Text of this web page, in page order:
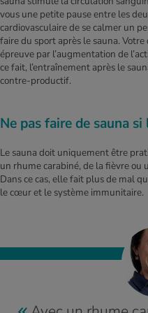
vous une petite pause entre les
cardiovasculaire de se calmer un
faire du sport après le sauna.
épreuve par l’augmentation de
ce fait, l’entraînement après le
contre-productif.
Ne pas faire de sauna si
Le sauna doit uniquement être
un rhume carabiné, de la fièvre ou
Dans ce cas, elle fait plus de mal
le cœur et le système immunitaire.